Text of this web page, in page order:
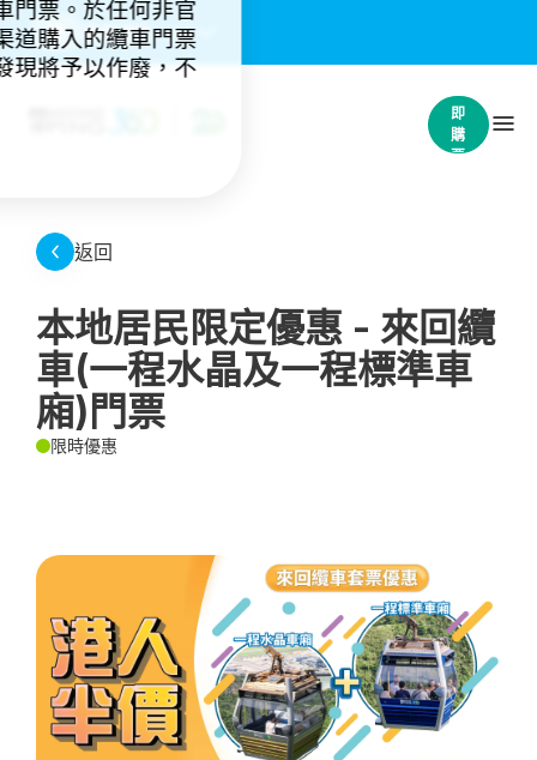
重要通知：(4)
立
即
購
票
門票。於任何非官
道購入的纜車門票
現將予以作廢，不
返回
本地居民限定優惠 - 來回纜
車(一程水晶及一程標準車
廂)門票
限時優惠